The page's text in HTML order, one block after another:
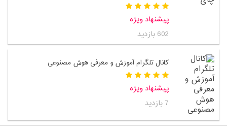
پیشنهاد ویژه
602 بازدید
کانال تلگرام آموزش و معرفی هوش مصنوعی
پیشنهاد ویژه
7 بازدید